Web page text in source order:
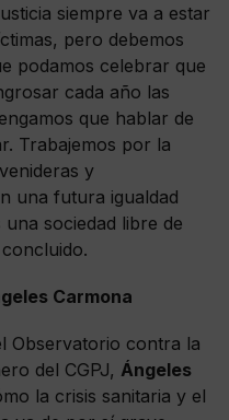
siempre va a estar
pero debemos
podamos celebrar que
cada año las
que hablar de
Trabajemos por la
y
una futura igualdad
sociedad libre de
Carmona
Observatorio contra la
del CGPJ, Ángeles
la crisis sanitaria y el